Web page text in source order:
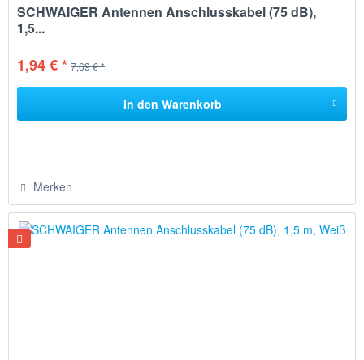
SCHWAIGER Antennen Anschlusskabel (75 dB),
1,5...
1,94 € * 7,69 € *
In den Warenkorb
Merken